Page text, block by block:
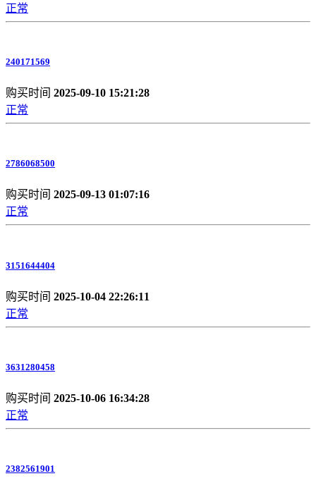
正常
240171569
购买时间 2025-09-10 15:21:28
正常
2786068500
购买时间 2025-09-13 01:07:16
正常
3151644404
购买时间 2025-10-04 22:26:11
正常
3631280458
购买时间 2025-10-06 16:34:28
正常
2382561901